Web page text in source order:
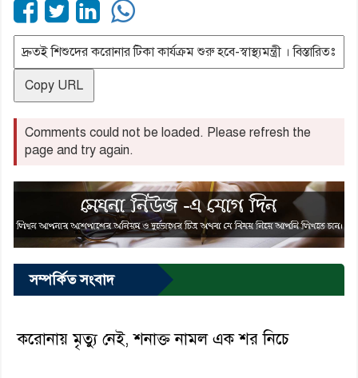
Copy URL
Comments could not be loaded. Please refresh the
page and try again.
সম্পর্কিত সংবাদ
করোনায় মৃত্যু নেই, শনাক্ত নামল এক শর নিচে